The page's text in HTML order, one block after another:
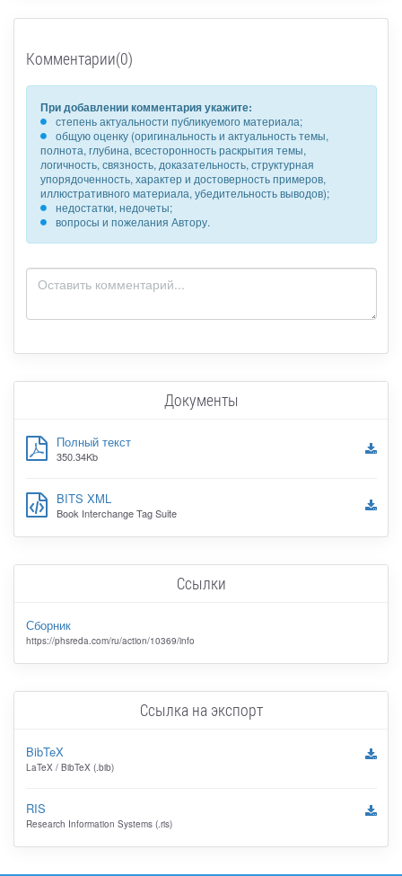
Комментарии(0)
При добавлении комментария укажите:
степень актуальности публикуемого материала;
общую оценку (оригинальность и актуальность темы,
полнота, глубина, всесторонность раскрытия темы,
логичность, связность, доказательность, структурная
упорядоченность, характер и достоверность примеров,
иллюстративного материала, убедительность выводов);
недостатки, недочеты;
вопросы и пожелания Автору.
Документы
Полный текст
350.34Kb
BITS XML
Book Interchange Tag Suite
Ссылки
Сборник
https://phsreda.com/ru/action/10369/info
Ссылка на экспорт
BibTeX
LaTeX / BibTeX (.bib)
RIS
Research Information Systems (.ris)